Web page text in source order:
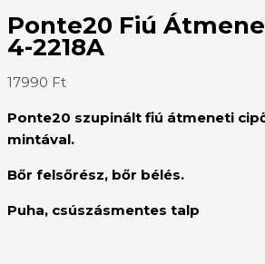
Ponte20 Fiú
4-2218A
17990 Ft
Ponte20 szupinált fiú átmeneti
mintával.
Bőr felsőrész, bőr bélés.
Puha, csúszásmentes talp